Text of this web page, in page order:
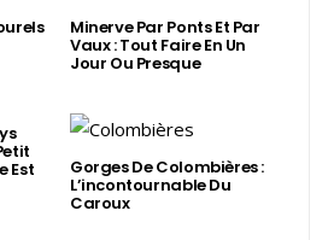
Minerve Par Ponts Et Par
Vaux : Tout Faire En Un
Jour Ou Presque
Est Gorges De Colombières :
L’incontournable Du
Caroux